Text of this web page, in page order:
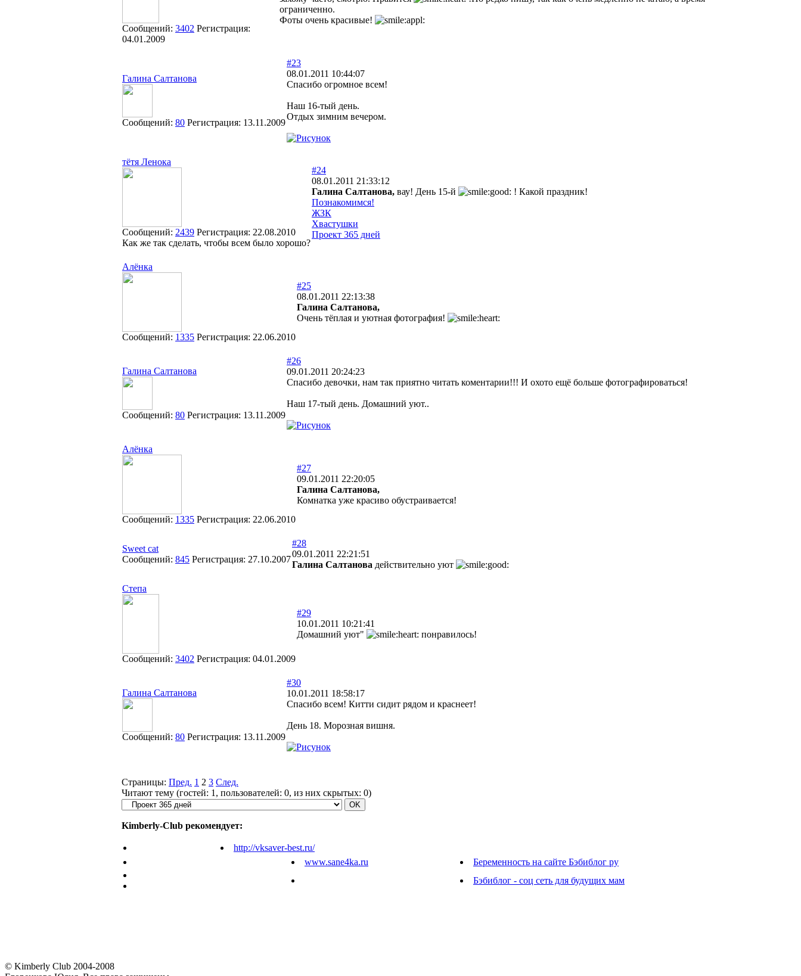
Сообщений: 3402 Регистрация:
04.01.2009
ограниченно.
Фоты очень красивые!
Галина Салтанова
Сообщений: 80 Регистрация: 13.11.2009
#23
08.01.2011 10:44:07
Спасибо огромное всем!
Наш 16-тый день.
Отдых зимним вечером.
тётя Ленока
Сообщений: 2439 Регистрация: 22.08.2010
Как же так сделать, чтобы всем было хорошо?
#24
08.01.2011 21:33:12
Галина Салтанова, вау! День 15-й
! Какой праздник!
Познакомимся!
ЖЗК
Хвастушки
Проект 365 дней
Алёнка
Сообщений: 1335 Регистрация: 22.06.2010
#25
08.01.2011 22:13:38
Галина Салтанова,
Очень тёплая и уютная фотография!
Галина Салтанова
Сообщений: 80 Регистрация: 13.11.2009
#26
09.01.2011 20:24:23
Спасибо девочки, нам так приятно читать коментарии!!! И охото ещё больше фотографироваться!
Наш 17-тый день. Домашний уют..
Алёнка
Сообщений: 1335 Регистрация: 22.06.2010
#27
09.01.2011 22:20:05
Галина Салтанова,
Комнатка уже красиво обустраивается!
Sweet cat
Сообщений: 845 Регистрация: 27.10.2007
#28
09.01.2011 22:21:51
Галина Салтанова действительно уют
Степа
Сообщений: 3402 Регистрация: 04.01.2009
#29
10.01.2011 10:21:41
Домашний уют"
понравилось!
Галина Салтанова
Сообщений: 80 Регистрация: 13.11.2009
#30
10.01.2011 18:58:17
Спасибо всем! Китти сидит рядом и краснеет!
День 18. Морозная вишня.
Страницы: Пред. 1 2 3 След.
Читают тему (гостей: 1 , пользователей: 0, из них скрытых: 0)
Kimberly-Club рекомендует:
http://vksaver-best.ru/
www.sane4ka.ru
Беременность на сайте Бэбиблог ру
Бэбиблог - соц сеть для будущих мам
© Kimberly Club 2004-2008